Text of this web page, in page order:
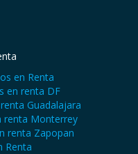
en Renta
en renta DF
Guadalajara
renta Monterrey
renta Zapopan
Renta